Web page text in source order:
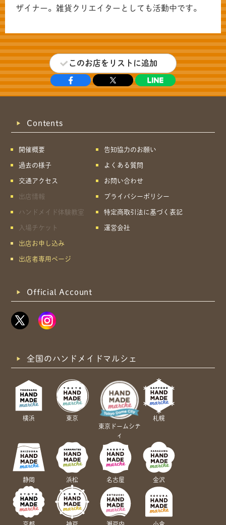
ザイナー。雑貨クリエイターとしても活動中です。
このお店をリストに追加
Contents
開催概要
過去の様子
交通アクセス
出店情報
ハンドメイド体験教室
入場チケット
出店お申し込み
出店者専用ページ
告知協力のお願い
よくある質問
お問い合わせ
プライバシーポリシー
特定商取引法に基づく表記
運営会社
Official Account
全国のハンドメイドマルシェ
横浜
東京
東京ドームシテ
ィ
札幌
静岡 浜松 名古屋 金沢